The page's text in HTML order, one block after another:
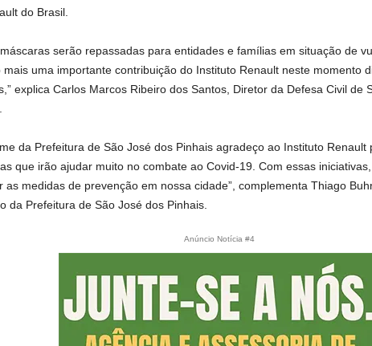
do Brasil.
máscaras serão repassadas para entidades e famílias em situação de
mais uma importante contribuição do Instituto Renault neste momento
explica Carlos Marcos Ribeiro dos Santos, Diretor da Defesa Civil de
da Prefeitura de São José dos Pinhais agradeço ao Instituto Renault
que irão ajudar muito no combate ao Covid-19. Com essas
as medidas de prevenção em nossa cidade”, complementa Thiago
da Prefeitura de São José dos Pinhais.
Anúncio Notícia #4